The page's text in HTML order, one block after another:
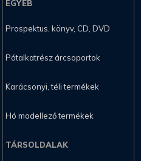
EGYÉB
Prospektus, könyv, CD, DVD
Pótalkatrész árcsoportok
Karácsonyi, téli termékek
Hó modellező termékek
TÁRSOLDALAK